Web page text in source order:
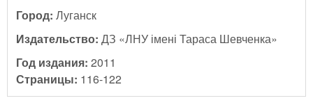
Город: Луганск
Издательство: ДЗ «ЛНУ імені Тараса Шевченка»
Год издания: 2011
Страницы: 116-122